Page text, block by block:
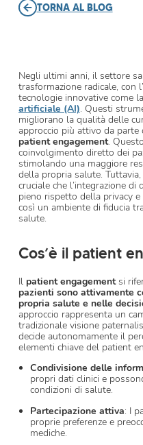
TORNA AL BLOG
Negli ultimi anni, il settore
trasformazione radicale, con
tecnologie innovative come
artificiale (AI). Questi
migliorano la qualità delle
approccio più attivo da parte
patient engagement.
coinvolgimento diretto dei
stimolando una maggiore
della propria salute.
cruciale che l’integrazione
pieno rispetto della privacy
così un ambiente di fiducia
salute.
Cos’è il patient
Il patient engagementsi
pazienti sono attivamente
propria salute e nelle
approccio rappresenta un
tradizionale visione
decide autonomamente il
elementi chiave del patient
Condivisione delle
propri dati clinici e
condizioni di salute.
Partecipazione attiva: I
proprie preferenze e
mediche.